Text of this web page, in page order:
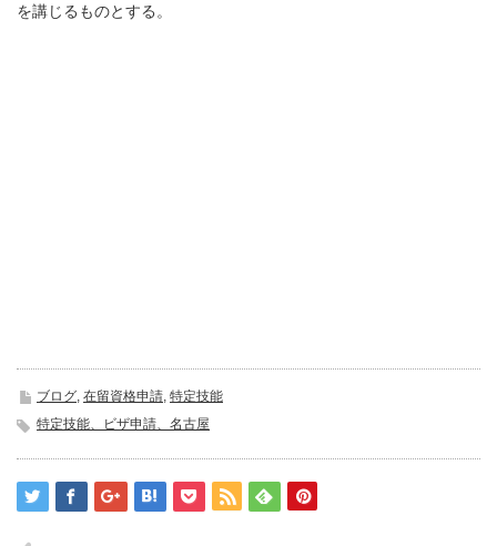
を講じるものとする。
ブログ, 在留資格申請, 特定技能
特定技能、ビザ申請、名古屋